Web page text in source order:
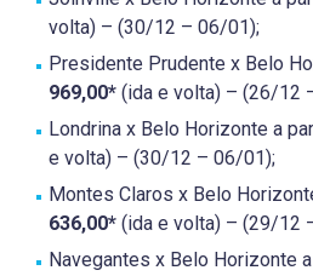
volta) – (30/12 – 06/01);
Presidente Prudente x Belo
969,00* (ida e volta) – (26/12
Londrina x Belo Horizonte a
e volta) – (30/12 – 06/01);
Montes Claros x Belo
636,00* (ida e volta) – (29/12
Navegantes x Belo Horizonte